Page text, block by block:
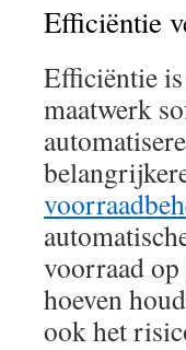
Efficiëntie
Efficiëntie
maatwerk
voorraad
hoeven
ook het